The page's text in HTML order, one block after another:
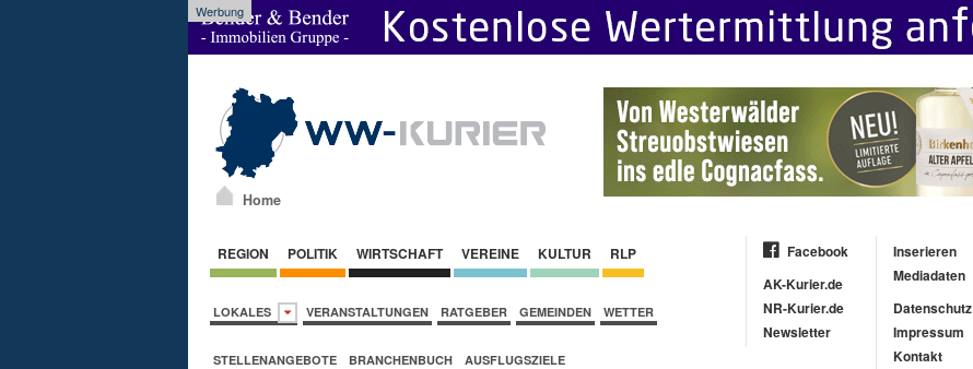
Werbung
Home
REGION POLITIK WIRTSCHAFT VEREINE KULTUR RLP
LOKALES VERANSTALTUNGEN RATGEBER GEMEINDEN WETTER
STELLENANGEBOTE BRANCHENBUCH AUSFLUGSZIELE
Facebook
AK-Kurier.de
NR-Kurier.de
Newsletter
Inserieren
Mediadaten
Datenschutz
Impressum
Kontakt